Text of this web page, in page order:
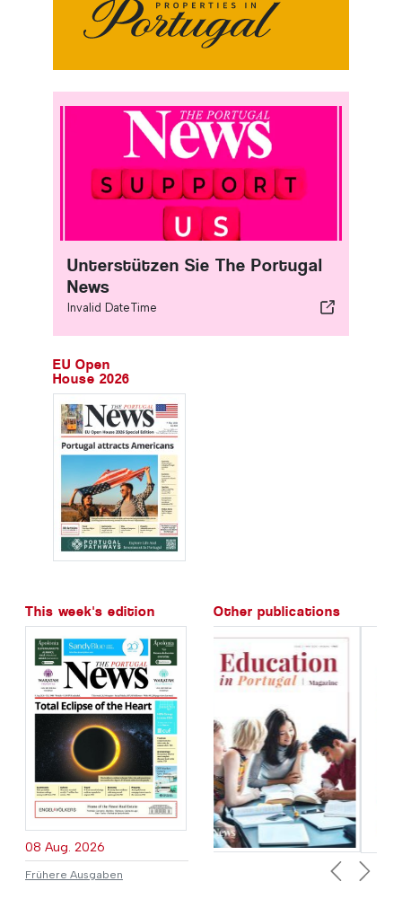
Unterstützen Sie The Portugal
News
Invalid DateTime
EU Open
House 2026
This week's edition
08 Aug. 2026
Frühere Ausgaben
Other publications
Previous
Next